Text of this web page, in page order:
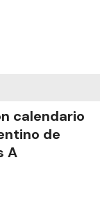
calendario
de
A